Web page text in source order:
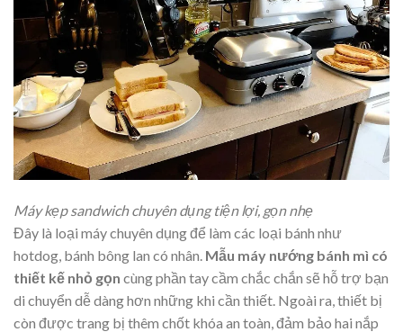
Máy kẹp sandwich chuyên dụng tiện lợi, gọn nhẹ
Đây là loại máy chuyên dụng để làm các loại bánh như
hotdog, bánh bông lan có nhân. Mẫu máy nướng bánh mì có
thiết kế nhỏ gọn cùng phần tay cầm chắc chắn sẽ hỗ trợ bạn
di chuyển dễ dàng hơn những khi cần thiết. Ngoài ra, thiết bị
còn được trang bị thêm chốt khóa an toàn, đảm bảo hai nắp